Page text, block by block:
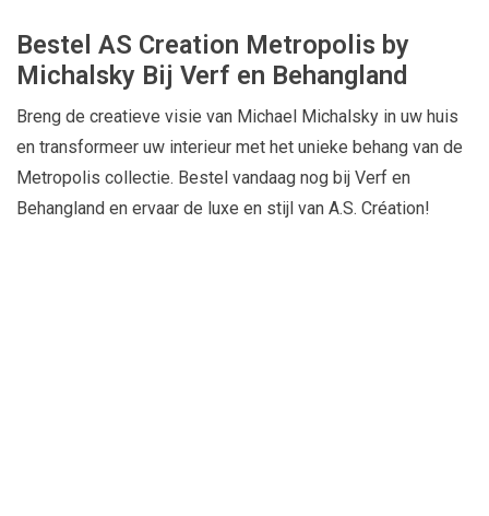
Bestel AS Creation Metropolis by
Michalsky Bij Verf en Behangland
Breng de creatieve visie van Michael Michalsky in uw huis
en transformeer uw interieur met het unieke behang van de
Metropolis collectie. Bestel vandaag nog bij Verf en
Behangland en ervaar de luxe en stijl van A.S. Création!